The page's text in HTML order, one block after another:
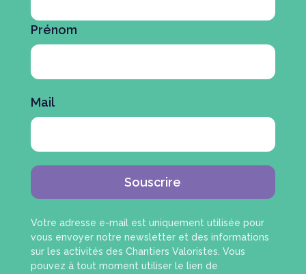
Prénom
Mail
Souscrire
Votre adresse e-mail est uniquement utilisée pour
vous envoyer notre newsletter et des informations
sur les activités des Chantiers Valoristes. Vous
pouvez à tout moment utiliser le lien de